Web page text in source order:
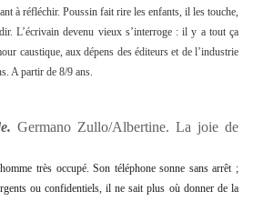
à réfléchir. Poussin fait rire les enfants, il les touche,
L’écrivain devenu vieux s’interroge : il y a tout ça
caustique, aux dépens des éditeurs et de l’industrie
A partir de 8/9 ans.
Germano Zullo/Albertine. La joie de
très occupé. Son téléphone sonne sans arrêt ;
ou confidentiels, il ne sait plus où donner de la